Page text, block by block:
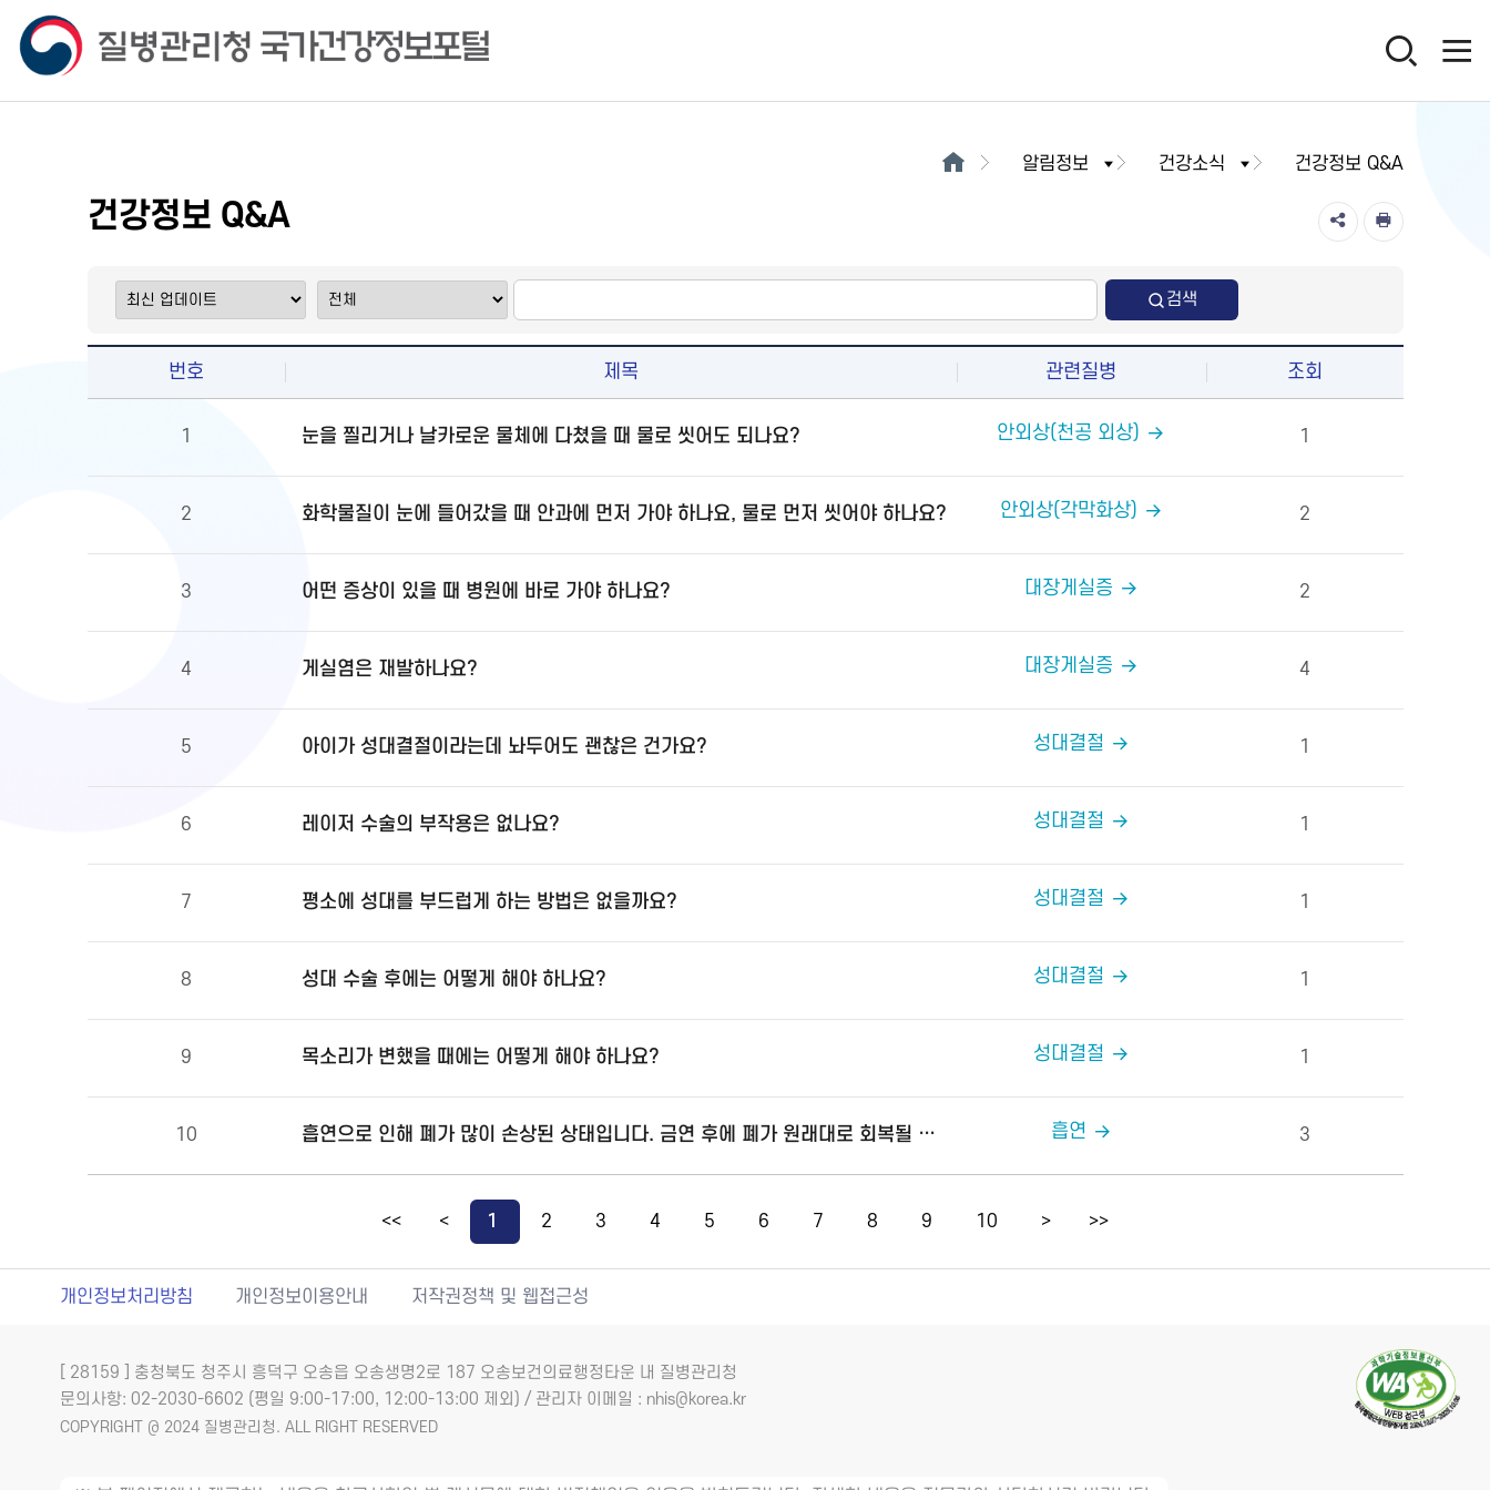
알림정보 건강소식 건강정보 Q&A
건강정보 Q&A
검색
번호 제목 관련질병 조회
1 눈을 찔리거나 날카로운 물체에 다쳤을 때 물로 씻어도 되나요? 안외상(천공 외상) 1
2 화학물질이 눈에 들어갔을 때 안과에 먼저 가야 하나요, 물로 먼저 씻어야 하나요? 안외상(각막화상) 2
3 어떤 증상이 있을 때 병원에 바로 가야 하나요? 대장게실증 2
4 게실염은 재발하나요? 대장게실증 4
5 아이가 성대결절이라는데 놔두어도 괜찮은 건가요? 성대결절 1
6 레이저 수술의 부작용은 없나요? 성대결절 1
7 평소에 성대를 부드럽게 하는 방법은 없을까요? 성대결절 1
8 성대 수술 후에는 어떻게 해야 하나요? 성대결절 1
9 목소리가 변했을 때에는 어떻게 해야 하나요? 성대결절 1
10 흡연으로 인해 폐가 많이 손상된 상태입니다. 금연 후에 폐가 원래대로 회복될 수 있을까요? 흡연 3
<< < 1 2 3 4 5 6 7 8 9 10 > >>
개인정보처리방침 개인정보이용안내 저작권정책 및 웹접근성
[ 28159 ] 충청북도 청주시 흥덕구 오송읍 오송생명2로 187 오송보건의료행정타운 내 질병관리청
문의사항: 02-2030-6602 (평일 9:00-17:00, 12:00-13:00 제외) / 관리자 이메일 : nhis@korea.kr
COPYRIGHT @ 2024 질병관리청. ALL RIGHT RESERVED